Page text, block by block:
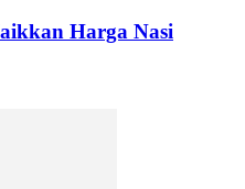
Harga Nasi